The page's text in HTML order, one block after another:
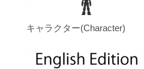
キャラクター(Character)